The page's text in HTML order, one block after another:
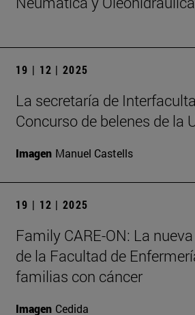
19 | 12 | 2025
La secretaría de
Concurso de belenes de la
Imagen Manuel Castells
19 | 12 | 2025
Family CARE-ON: La
de la Facultad de
familias con cáncer
Imagen Cedida